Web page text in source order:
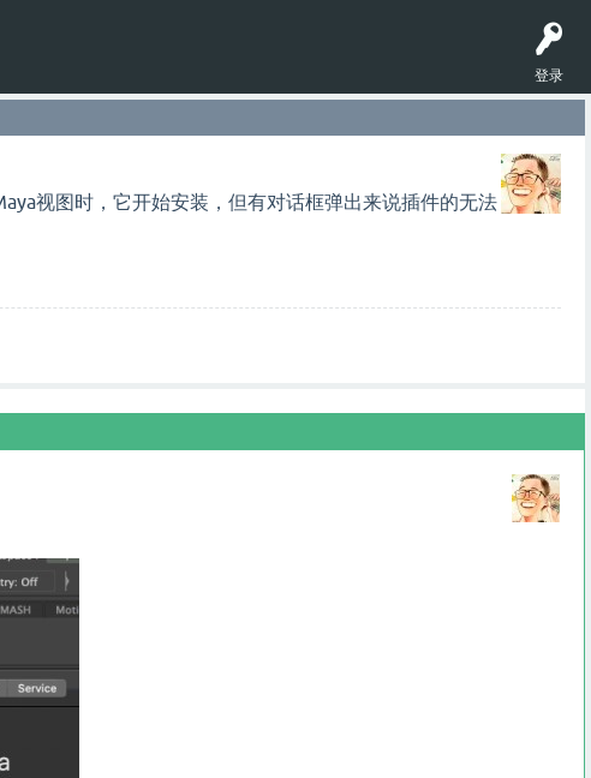
登录
视图时，它开始安装，但有对话框弹出来说插件的无法